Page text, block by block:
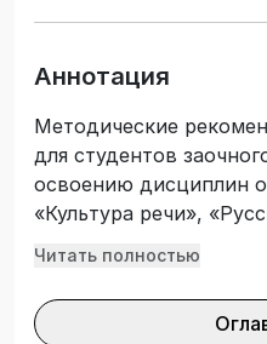
Аннотация
Методические
для студентов
освоению дисциплин
«Культура речи»,
языкознания»,
«Мировая культура»,
«Иностранный язык»
Читать полностью